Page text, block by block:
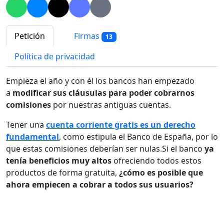
Petición Firmas 13
Política de privacidad
Empieza el año y con él los bancos han empezado
a modificar sus cláusulas para poder cobrarnos
comisiones por nuestras antiguas cuentas.
Tener una cuenta corriente gratis es un derecho
fundamental, como estipula el Banco de España, por lo
que estas comisiones deberían ser nulas.Si el banco ya
tenía beneficios muy altos ofreciendo todos estos
productos de forma gratuita, ¿cómo es posible que
ahora empiecen a cobrar a todos sus usuarios?